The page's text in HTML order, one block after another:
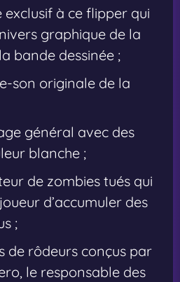
exclusif à ce flipper qui
graphique de la
bande dessinée ;
son originale de la
général avec des
blanche ;
de zombies tués qui
d’accumuler des
;
de rôdeurs conçus par
le responsable des